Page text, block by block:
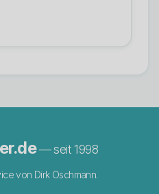
— seit 1998
von Dirk Oschmann.